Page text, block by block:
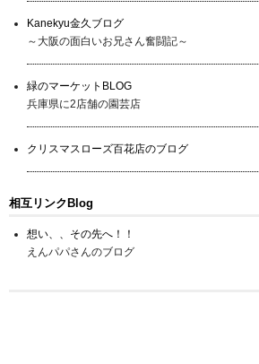
Kanekyu金久ブログ
～大阪の面白いお兄さん奮闘記～
緑のマーケットBLOG
兵庫県に2店舗の園芸店
クリスマスローズ百花店のブログ
相互リンクBlog
想い、、その先へ！！
えんパパさんのブログ